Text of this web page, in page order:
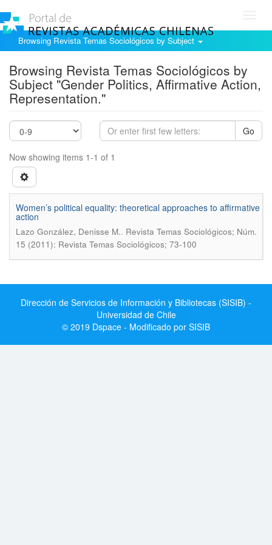
Browsing Revista Temas Sociológicos by Subject
Browsing Revista Temas Sociológicos by
Subject "Gender Politics, Affirmative Action,
Representation."
Go
Now showing items 1-1 of 1
Women’s political equality: theoretical approaches to affirmative
action
Lazo González, Denisse M.. Revista Temas Sociológicos; Núm.
15 (2011): Revista Temas Sociológicos; 73-100
Dirección de Servicios de Información y Bibliotecas (SISIB) -
Universidad de Chile
© 2019 Dspace - Modificado por SISIB